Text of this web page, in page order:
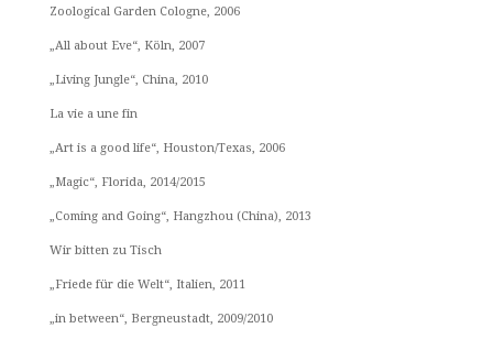
Zoological Garden Cologne, 2006
„All about Eve“, Köln, 2007
„Living Jungle“, China, 2010
La vie a une fin
„Art is a good life“, Houston/Texas, 2006
„Magic“, Florida, 2014/2015
„Coming and Going“, Hangzhou (China), 2013
Wir bitten zu Tisch
„Friede für die Welt“, Italien, 2011
„in between“, Bergneustadt, 2009/2010